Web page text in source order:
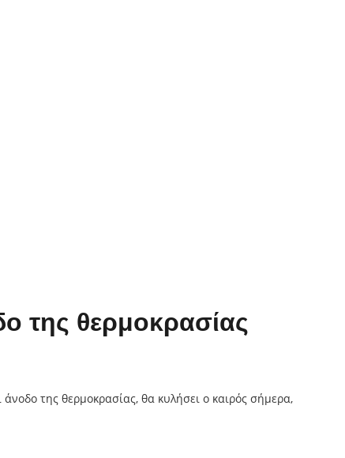
της θερμοκρασίας
της θερμοκρασίας, θα κυλήσει ο καιρός σήμερα,